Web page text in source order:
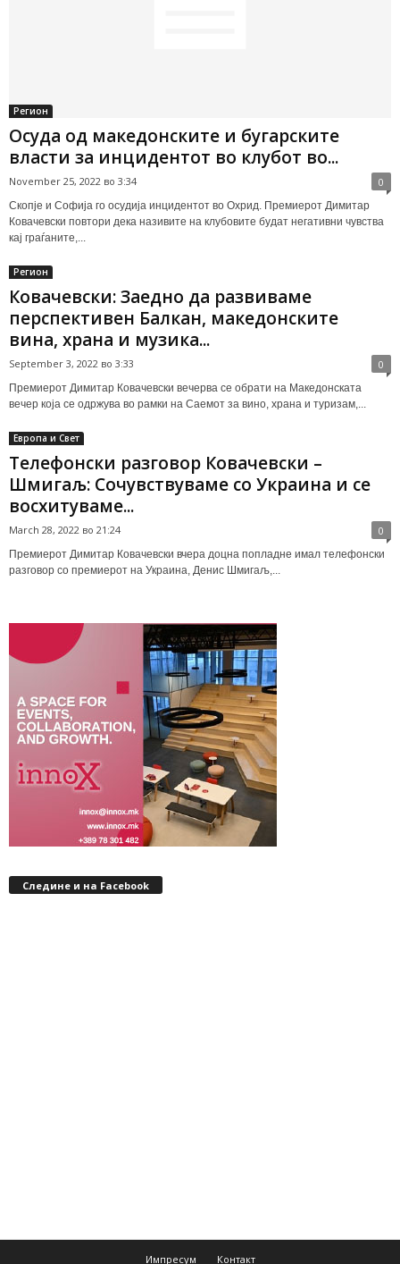
Регион
Осуда од македонските и бугарските
власти за инцидентот во клубот во...
November 25, 2022 во 3:34 0
Скопје и Софија го осудија инцидентот во Охрид. Премиерот Димитар
Ковачевски повтори дека називите на клубовите будат негативни чувства
кај граѓаните,...
Регион
Ковачевски: Заедно да развиваме
перспективен Балкан, македонските
вина, храна и музика...
September 3, 2022 во 3:33 0
Премиерот Димитар Ковачевски вечерва се обрати на Македонската
вечер која се одржува во рамки на Саемот за вино, храна и туризам,...
Европа и Свет
Телефонски разговор Ковачевски –
Шмигаљ: Сочувствуваме со Украина и се
восхитуваме...
March 28, 2022 во 21:24 0
Премиерот Димитар Ковачевски вчера доцна попладне имал телефонски
разговор со премиерот на Украина, Денис Шмигаљ,...
Следине и на Facebook
Импресум Контакт